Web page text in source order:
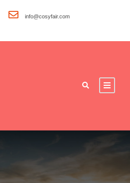
info@cosyfair.com